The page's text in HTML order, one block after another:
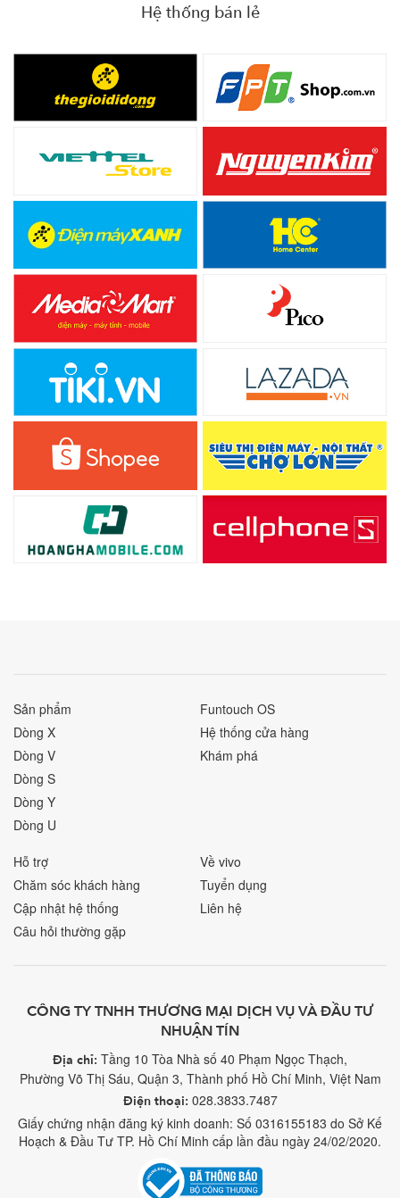
Hệ thống bán lẻ
Sản phẩm
Dòng X
Dòng V
Dòng S
Dòng Y
Dòng U
Funtouch OS
Hệ thống cửa hàng
Khám phá
Hỗ trợ
Chăm sóc khách hàng
Cập nhật hệ thống
Câu hỏi thường gặp
Về vivo
Tuyển dụng
Liên hệ
CÔNG TY TNHH THƯƠNG MẠI DỊCH VỤ VÀ ĐẦU TƯ
NHUẬN TÍN
Địa chỉ: Tầng 10 Tòa Nhà số 40 Phạm Ngọc Thạch,
Phường Võ Thị Sáu, Quận 3, Thành phố Hồ Chí Minh, Việt Nam
Điện thoại: 028.3833.7487
Giấy chứng nhận đăng ký kinh doanh: Số 0316155183 do Sở Kế
Hoạch & Đầu Tư TP. Hồ Chí Minh cấp lần đầu ngày 24/02/2020.